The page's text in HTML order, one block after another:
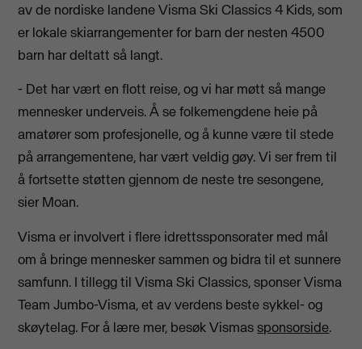
av de nordiske landene Visma Ski Classics 4 Kids, som
er lokale skiarrangementer for barn der nesten 4500
barn har deltatt så langt.
- Det har vært en flott reise, og vi har møtt så mange
mennesker underveis. Å se folkemengdene heie på
amatører som profesjonelle, og å kunne være til stede
på arrangementene, har vært veldig gøy. Vi ser frem til
å fortsette støtten gjennom de neste tre sesongene,
sier Moan.
Visma er involvert i flere idrettssponsorater med mål
om å bringe mennesker sammen og bidra til et sunnere
samfunn. I tillegg til Visma Ski Classics, sponser Visma
Team Jumbo-Visma, et av verdens beste sykkel- og
skøytelag. For å lære mer, besøk Vismassponsorside.